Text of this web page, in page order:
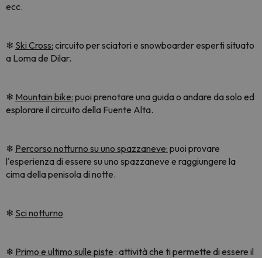
ecc.
❄ Ski Cross: circuito per sciatori e snowboarder esperti situato
a Loma de Dilar.
❄ Mountain bike: puoi prenotare una guida o andare da solo ed
esplorare il circuito della Fuente Alta.
❄ Percorso notturno su uno spazzaneve: puoi provare
l'esperienza di essere su uno spazzaneve e raggiungere la
cima della penisola di notte.
❄ Sci notturno
❄ Primo e ultimo sulle piste : attività che ti permette di essere il